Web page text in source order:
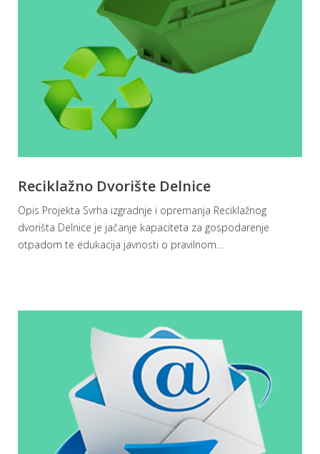
Reciklažno Dvorište Delnice
Opis Projekta Svrha izgradnje i opremanja Reciklažnog
dvorišta Delnice je jačanje kapaciteta za gospodarenje
otpadom te edukacija javnosti o pravilnom…